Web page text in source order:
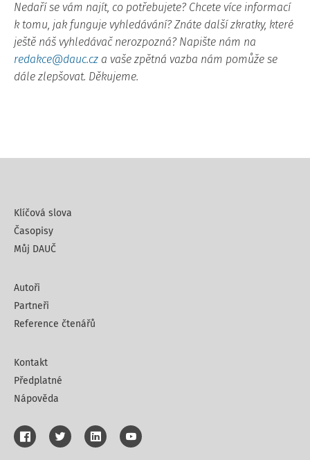
Nedaří se vám najít, co potřebujete? Chcete více informací
k tomu, jak funguje vyhledávání? Znáte další zkratky, které
ještě náš vyhledávač nerozpozná? Napište nám na
redakce@dauc.cz a vaše zpětná vazba nám pomůže se
dále zlepšovat. Děkujeme.
Klíčová slova
Časopisy
Můj DAUČ
Autoři
Partneři
Reference čtenářů
Kontakt
Předplatné
Nápověda